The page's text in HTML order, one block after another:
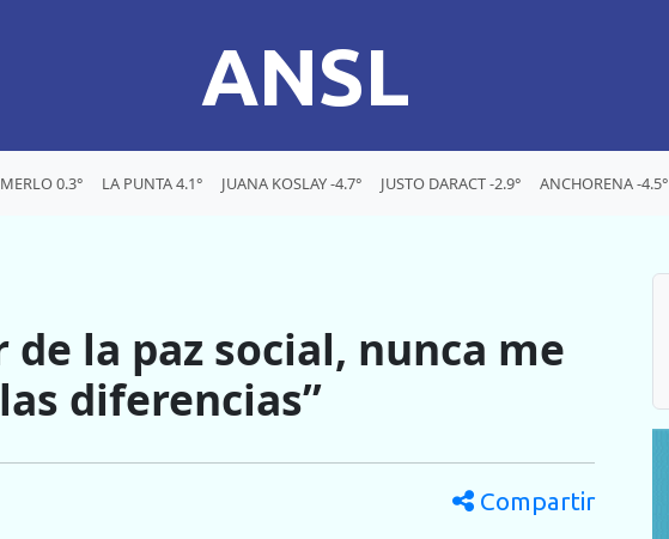
ANSL
MERLO 0.3° LA PUNTA 4.1° JUANA KOSLAY -4.7° JUSTO DARACT -2.9° ANCHORENA -4.5°
la paz social, nunca me
diferencias”
Compartir